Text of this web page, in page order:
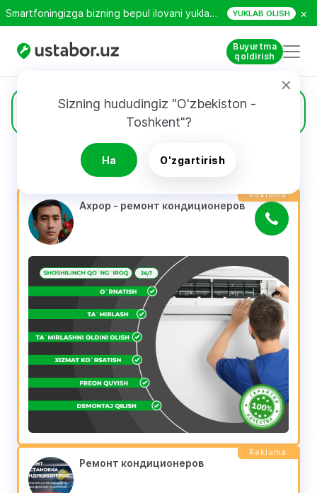
Smartfoningizga bizning bepul ilovani yuklab oling! YUKLAB OLISH ×
Buyurtma
qoldirish
Sizning hududingiz "O'zbekiston -
Toshkent"?
Ha O'zgartirish
Konditsionerlar
QIDIRUV NATIJALARI
Reklama
Ахрор - ремонт кондиционеров
Reklama
Ремонт кондиционеров